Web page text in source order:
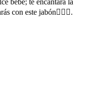
con este jabón🧖🏻‍♀️.